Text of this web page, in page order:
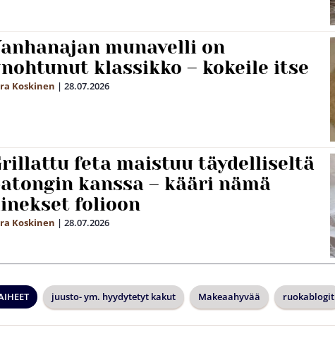
munavelli on
klassikko – kokeile itse
Koskinen | 28.07.2026
feta maistuu täydelliseltä
kanssa – kääri nämä
folioon
Koskinen | 28.07.2026
juusto- ym. hyydytetyt kakut Makeaahyvää ruokablogit